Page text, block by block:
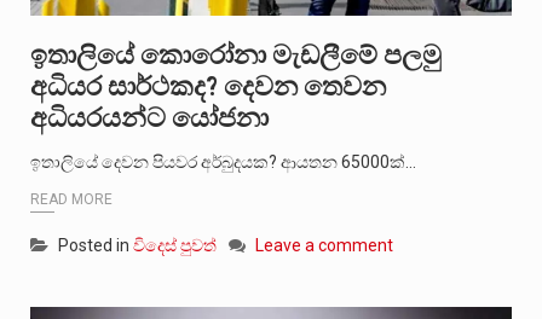
පසුගිය මැයි මස 31 දිනෙන් අවසන් වූ වසර තුළ ලොව පුරා විවිධ තනතුරු නාම වලින්…
ඉතාලියේ කොරෝනා මැඩලීමේ පලමු
අධියර සාර්ථකද? දෙවන තෙවන
අධියරයන්ට යෝජනා
ඉතාලියේ දෙවන පියවර අර්බුදයක? ආයතන 65000ක්…
READ MORE
Posted in විදෙස් පුවත් Leave a comment